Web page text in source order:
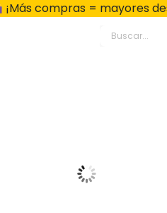
¡Más compras = mayores